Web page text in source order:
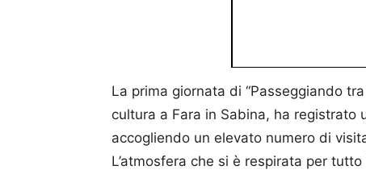
La prima giornata di “Passeggiando
cultura a Fara in Sabina, ha registrato
accogliendo un elevato numero di
L’atmosfera che si è respirata per